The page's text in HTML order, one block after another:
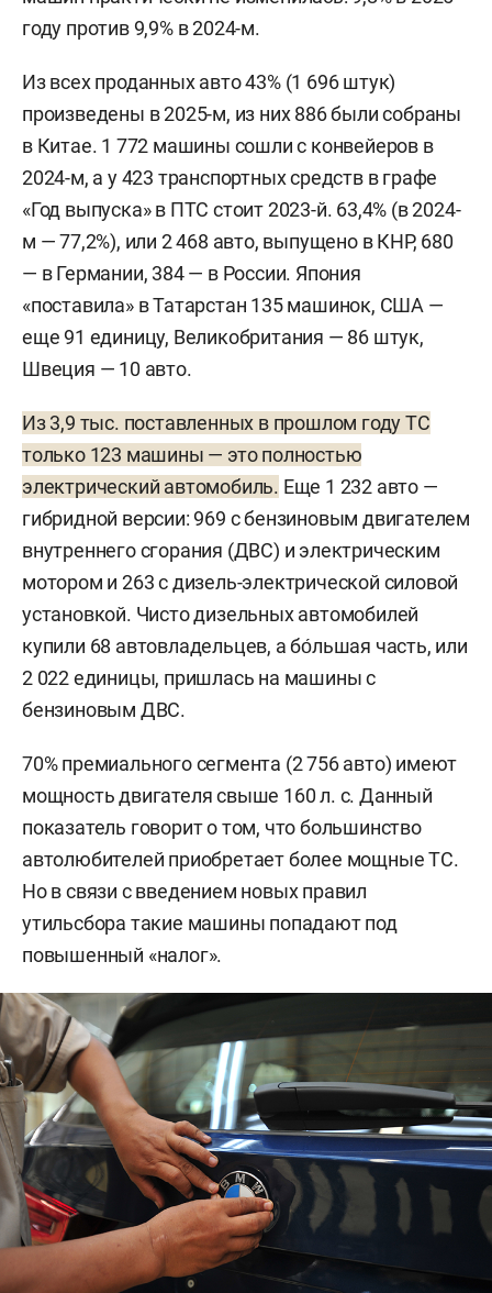
году против 9,9% в 2024-м.
Из всех проданных авто 43% (1 696 штук)
произведены в 2025-м, из них 886 были собраны
в Китае. 1 772 машины сошли с конвейеров в
2024-м, а у 423 транспортных средств в графе
«Год выпуска» в ПТС стоит 2023-й. 63,4% (в 2024-
м — 77,2%), или 2 468 авто, выпущено в КНР, 680
— в Германии, 384 — в России. Япония
«поставила» в Татарстан 135 машинок, США —
еще 91 единицу, Великобритания — 86 штук,
Швеция — 10 авто.
Из 3,9 тыс. поставленных в прошлом году ТС
только 123 машины — это полностью
электрический автомобиль. Еще 1 232 авто —
гибридной версии: 969 с бензиновым двигателем
внутреннего сгорания (ДВС) и электрическим
мотором и 263 с дизель-электрической силовой
установкой. Чисто дизельных автомобилей
купили 68 автовладельцев, а бо́льшая часть, или
2 022 единицы, пришлась на машины с
бензиновым ДВС.
70% премиального сегмента (2 756 авто) имеют
мощность двигателя свыше 160 л. с. Данный
показатель говорит о том, что большинство
автолюбителей приобретает более мощные ТС.
Но в связи с введением новых правил
утильсбора такие машины попадают под
повышенный «налог».